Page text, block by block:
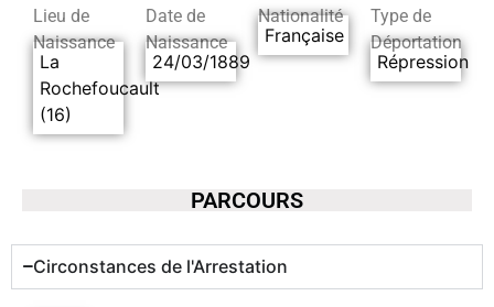
Lieu de
Naissance
La
Rochefoucault
(16)
Date de
Naissance
24/03/1889
Nationalité
Française
Type de
Déportation
Répression
PARCOURS
Circonstances de l'Arrestation